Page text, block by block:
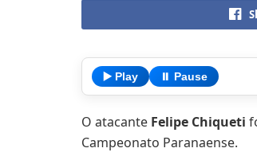
▶️ Play ⏸️ Pause
O atacante Felipe Chiqueti
Campeonato Paranaense.